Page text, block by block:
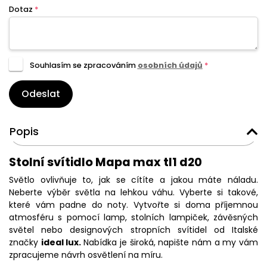
Dotaz *
Souhlasím se zpracováním osobních údajů *
Odeslat
Popis
Stolní svítidlo Mapa max tl1 d20
Světlo ovlivňuje to, jak se cítíte a jakou máte náladu.
Neberte výběr světla na lehkou váhu. Vyberte si takové,
které vám padne do noty. Vytvořte si doma příjemnou
atmosféru s pomocí lamp, stolních lampiček, závěsných
světel nebo designových stropních svítidel od Italské
značky ideal lux.Nabídka je široká, napište nám a my vám
zpracujeme návrh osvětlení na míru.